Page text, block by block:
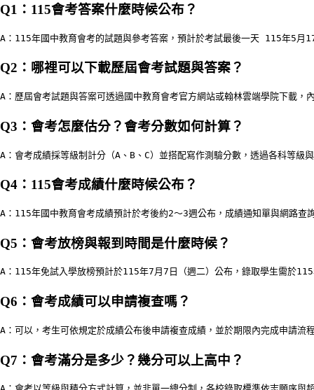
Q1：115會考答案什麼時候公布？
A：115年國中教育會考的試題與參考答案，預計於考試最後一天 115年5月
Q2：哪裡可以下載歷屆會考試題與答案？
A：歷屆會考試題與答案可透過國中教育會考官方網站或翰林雲端學院下載
Q3：會考怎麼估分？會考分數如何計算？
A：會考成績採等級制計分（A、B、C）並搭配寫作測驗分數，透過各科等
Q4：115會考成績什麼時候公布？
A：115年國中教育會考成績預計於考後約2～3週公布，成績通知單與網路
Q5：會考放榜與報到時間是什麼時候？
A：115年免試入學放榜預計於115年7月7日（週二）公布，錄取學生需於
Q6：會考成績可以申請複查嗎？
A：可以，考生可依規定於成績公布後申請複查成績，並於期限內完成申請流
Q7：會考滿分是多少？幾分可以上高中？